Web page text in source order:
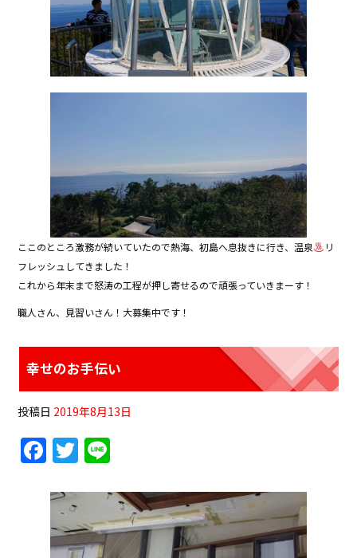
ここのところ激務が続いていたので熱海、初島へ息抜きに行き、温泉
リ
フレッシュしてきました！
これから年末まで怒涛の工程が押し寄せるので頑張っていきまーす！
職人さん、見習いさん！大募集中です！
幸せのお手伝い
投稿日 2019年8月13日
F
a
c
e
T
w
itt
er
e